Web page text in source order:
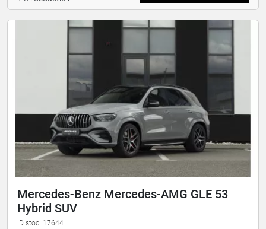
Mercedes-Benz Mercedes-AMG GLE 53
Hybrid SUV
ID stoc: 17644